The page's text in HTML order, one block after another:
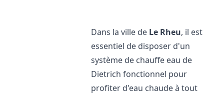
Dans la ville de Le Rheu, il est
essentiel de disposer d'un
système de chauffe eau de
Dietrich fonctionnel pour
profiter d'eau chaude à tout